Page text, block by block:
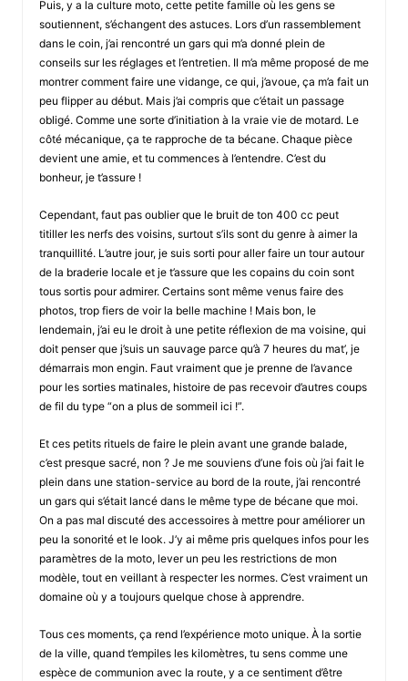
Puis, y a la culture moto, cette petite famille où les gens se
soutiennent, s’échangent des astuces. Lors d’un rassemblement
dans le coin, j’ai rencontré un gars qui m’a donné plein de
conseils sur les réglages et l’entretien. Il m’a même proposé de me
montrer comment faire une vidange, ce qui, j’avoue, ça m’a fait un
peu flipper au début. Mais j’ai compris que c’était un passage
obligé. Comme une sorte d’initiation à la vraie vie de motard. Le
côté mécanique, ça te rapproche de ta bécane. Chaque pièce
devient une amie, et tu commences à l’entendre. C’est du
bonheur, je t’assure !
Cependant, faut pas oublier que le bruit de ton 400 cc peut
titiller les nerfs des voisins, surtout s’ils sont du genre à aimer la
tranquillité. L’autre jour, je suis sorti pour aller faire un tour autour
de la braderie locale et je t’assure que les copains du coin sont
tous sortis pour admirer. Certains sont même venus faire des
photos, trop fiers de voir la belle machine ! Mais bon, le
lendemain, j’ai eu le droit à une petite réflexion de ma voisine, qui
doit penser que j’suis un sauvage parce qu’à 7 heures du mat’, je
démarrais mon engin. Faut vraiment que je prenne de l’avance
pour les sorties matinales, histoire de pas recevoir d’autres coups
de fil du type “on a plus de sommeil ici !”.
Et ces petits rituels de faire le plein avant une grande balade,
c’est presque sacré, non ? Je me souviens d’une fois où j’ai fait le
plein dans une station-service au bord de la route, j’ai rencontré
un gars qui s’était lancé dans le même type de bécane que moi.
On a pas mal discuté des accessoires à mettre pour améliorer un
peu la sonorité et le look. J’y ai même pris quelques infos pour les
paramètres de la moto, lever un peu les restrictions de mon
modèle, tout en veillant à respecter les normes. C’est vraiment un
domaine où y a toujours quelque chose à apprendre.
Tous ces moments, ça rend l’expérience moto unique. À la sortie
de la ville, quand t’empiles les kilomètres, tu sens comme une
espèce de communion avec la route, y a ce sentiment d’être